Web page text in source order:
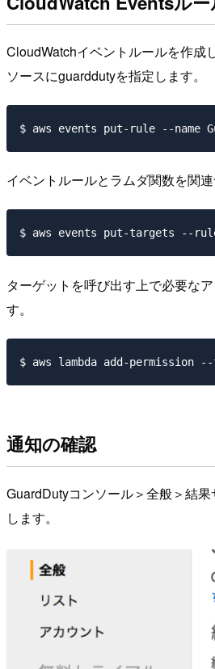
CloudWatchイベントルールを作成
ソースにguarddutyを指定します。
イベントルールとラムダ関数を関連
ターゲットを呼び出す上で必要な
す。
通知の確認
GuardDutyコンソール＞全般＞結
します。